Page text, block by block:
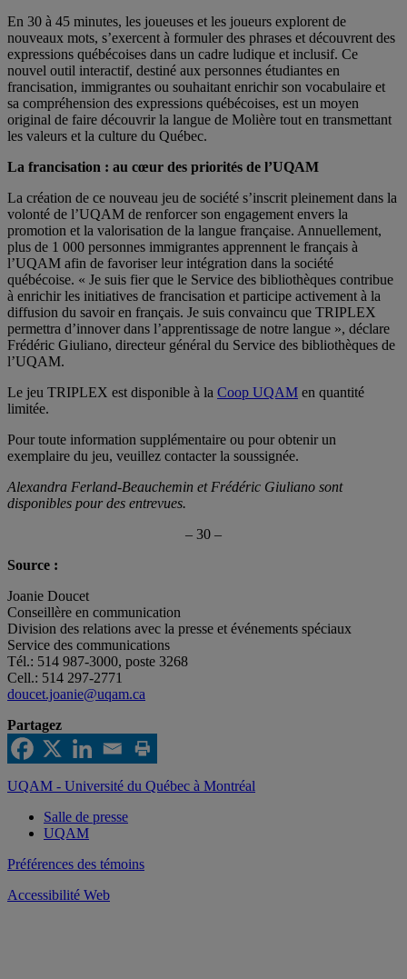
En 30 à 45 minutes, les joueuses et les joueurs explorent de
nouveaux mots, s’exercent à formuler des phrases et découvrent des
expressions québécoises dans un cadre ludique et inclusif. Ce
nouvel outil interactif, destiné aux personnes étudiantes en
francisation, immigrantes ou souhaitant enrichir son vocabulaire et
sa compréhension des expressions québécoises, est un moyen
original de faire découvrir la langue de Molière tout en transmettant
les valeurs et la culture du Québec.
La francisation : au cœur des priorités de l’UQAM
La création de ce nouveau jeu de société s’inscrit pleinement dans la
volonté de l’UQAM de renforcer son engagement envers la
promotion et la valorisation de la langue française. Annuellement,
plus de 1 000 personnes immigrantes apprennent le français à
l’UQAM afin de favoriser leur intégration dans la société
québécoise. « Je suis fier que le Service des bibliothèques contribue
à enrichir les initiatives de francisation et participe activement à la
diffusion du savoir en français. Je suis convaincu que TRIPLEX
permettra d’innover dans l’apprentissage de notre langue », déclare
Frédéric Giuliano, directeur général du Service des bibliothèques de
l’UQAM.
Le jeu TRIPLEX est disponible à la Coop UQAM en quantité
limitée.
Pour toute information supplémentaire ou pour obtenir un
exemplaire du jeu, veuillez contacter la soussignée.
Alexandra Ferland-Beauchemin et Frédéric Giuliano sont
disponibles pour des entrevues.
– 30 –
Source :
Joanie Doucet
Conseillère en communication
Division des relations avec la presse et événements spéciaux
Service des communications
Tél.: 514 987-3000, poste 3268
Cell.: 514 297-2771
doucet.joanie@uqam.ca
Partagez
UQAM - Université du Québec à Montréal
Salle de presse
UQAM
Préférences des témoins
Accessibilité Web